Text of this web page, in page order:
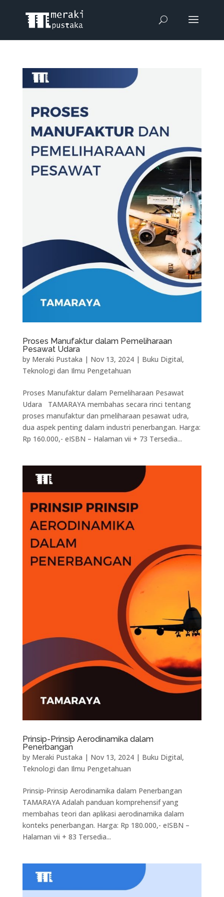
Proses Manufaktur dalam Pemeliharaan
Pesawat Udara
by Meraki Pustaka | Nov 13, 2024| Buku Digital,
Teknologi dan Ilmu Pengetahuan
Proses Manufaktur dalam Pemeliharaan Pesawat
Udara TAMARAYA membahas secara rinci tentang
proses manufaktur dan pmeliharaan pesawat udra,
dua aspek penting dalam industri penerbangan. Harga:
Rp 160.000,- eISBN – Halaman vii + 73 Tersedia...
Prinsip-Prinsip Aerodinamika dalam
Penerbangan
by Meraki Pustaka | Nov 13, 2024| Buku Digital,
Teknologi dan Ilmu Pengetahuan
Prinsip-Prinsip Aerodinamika dalam Penerbangan
TAMARAYA Adalah panduan komprehensif yang
membahas teori dan aplikasi aerodinamika dalam
konteks penerbangan. Harga: Rp 180.000,- eISBN –
Halaman vii + 83 Tersedia...